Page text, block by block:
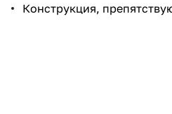
Конструкция,